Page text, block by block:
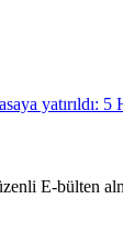
yatırıldı:
E-bülten